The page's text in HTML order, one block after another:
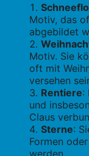
Motiv, das
abgebildet
Motiv. Sie
oft mit
versehen
Rentiere:
und
Claus
Sterne:
Formen
werden.